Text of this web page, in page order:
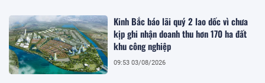
Kinh Bắc báo lãi quý 2 lao dốc vì chưa
kịp ghi nhận doanh thu hơn 170 ha đất
khu công nghiệp
09:53 03/08/2026